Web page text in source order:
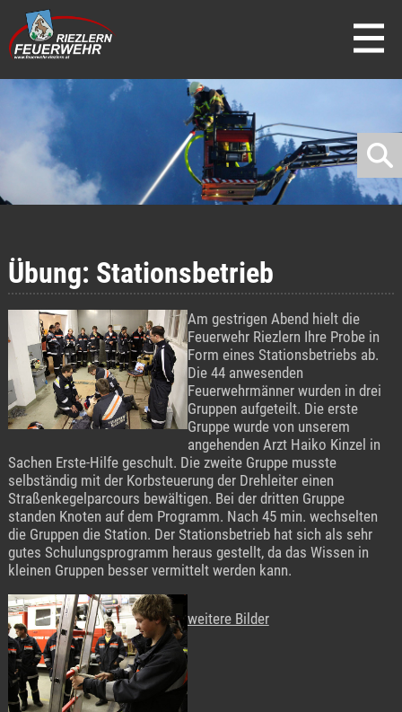
direkt zur Navigation
direkt zum Inhalt
Übung: Stationsbetrieb
Am gestrigen Abend hielt die
Feuerwehr Riezlern Ihre Probe in
Form eines Stationsbetriebs ab.
Die 44 anwesenden
Feuerwehrmänner wurden in drei
Gruppen aufgeteilt. Die erste
Gruppe wurde von unserem
angehenden Arzt Haiko Kinzel in
Sachen Erste-Hilfe geschult. Die zweite Gruppe musste
selbständig mit der Korbsteuerung der Drehleiter einen
Straßenkegelparcours bewältigen. Bei der dritten Gruppe
standen Knoten auf dem Programm. Nach 45 min. wechselten
die Gruppen die Station. Der Stationsbetrieb hat sich als sehr
gutes Schulungsprogramm heraus gestellt, da das Wissen in
kleinen Gruppen besser vermittelt werden kann.
weitere Bilder